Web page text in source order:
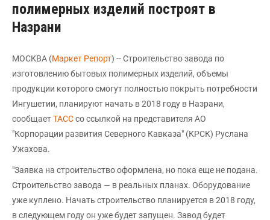
полимерных изделий построят в
Назрани
МОСКВА (Маркет Репорт) -- Строительство завода по
изготовлению бытовых полимерных изделий, объемы
продукции которого смогут полностью покрыть потребности
Ингушетии, планируют начать в 2018 году в Назрани,
сообщаетТАССсо ссылкой на представителя АО
"Корпорации развития Северного Кавказа" (КРСК) Руслана
Ужахова.
"Заявка на строительство оформлена, но пока еще не подана.
Строительство завода — в реальных планах. Оборудование
уже куплено. Начать строительство планируется в 2018 году,
в следующем году он уже будет запущен. Завод будет